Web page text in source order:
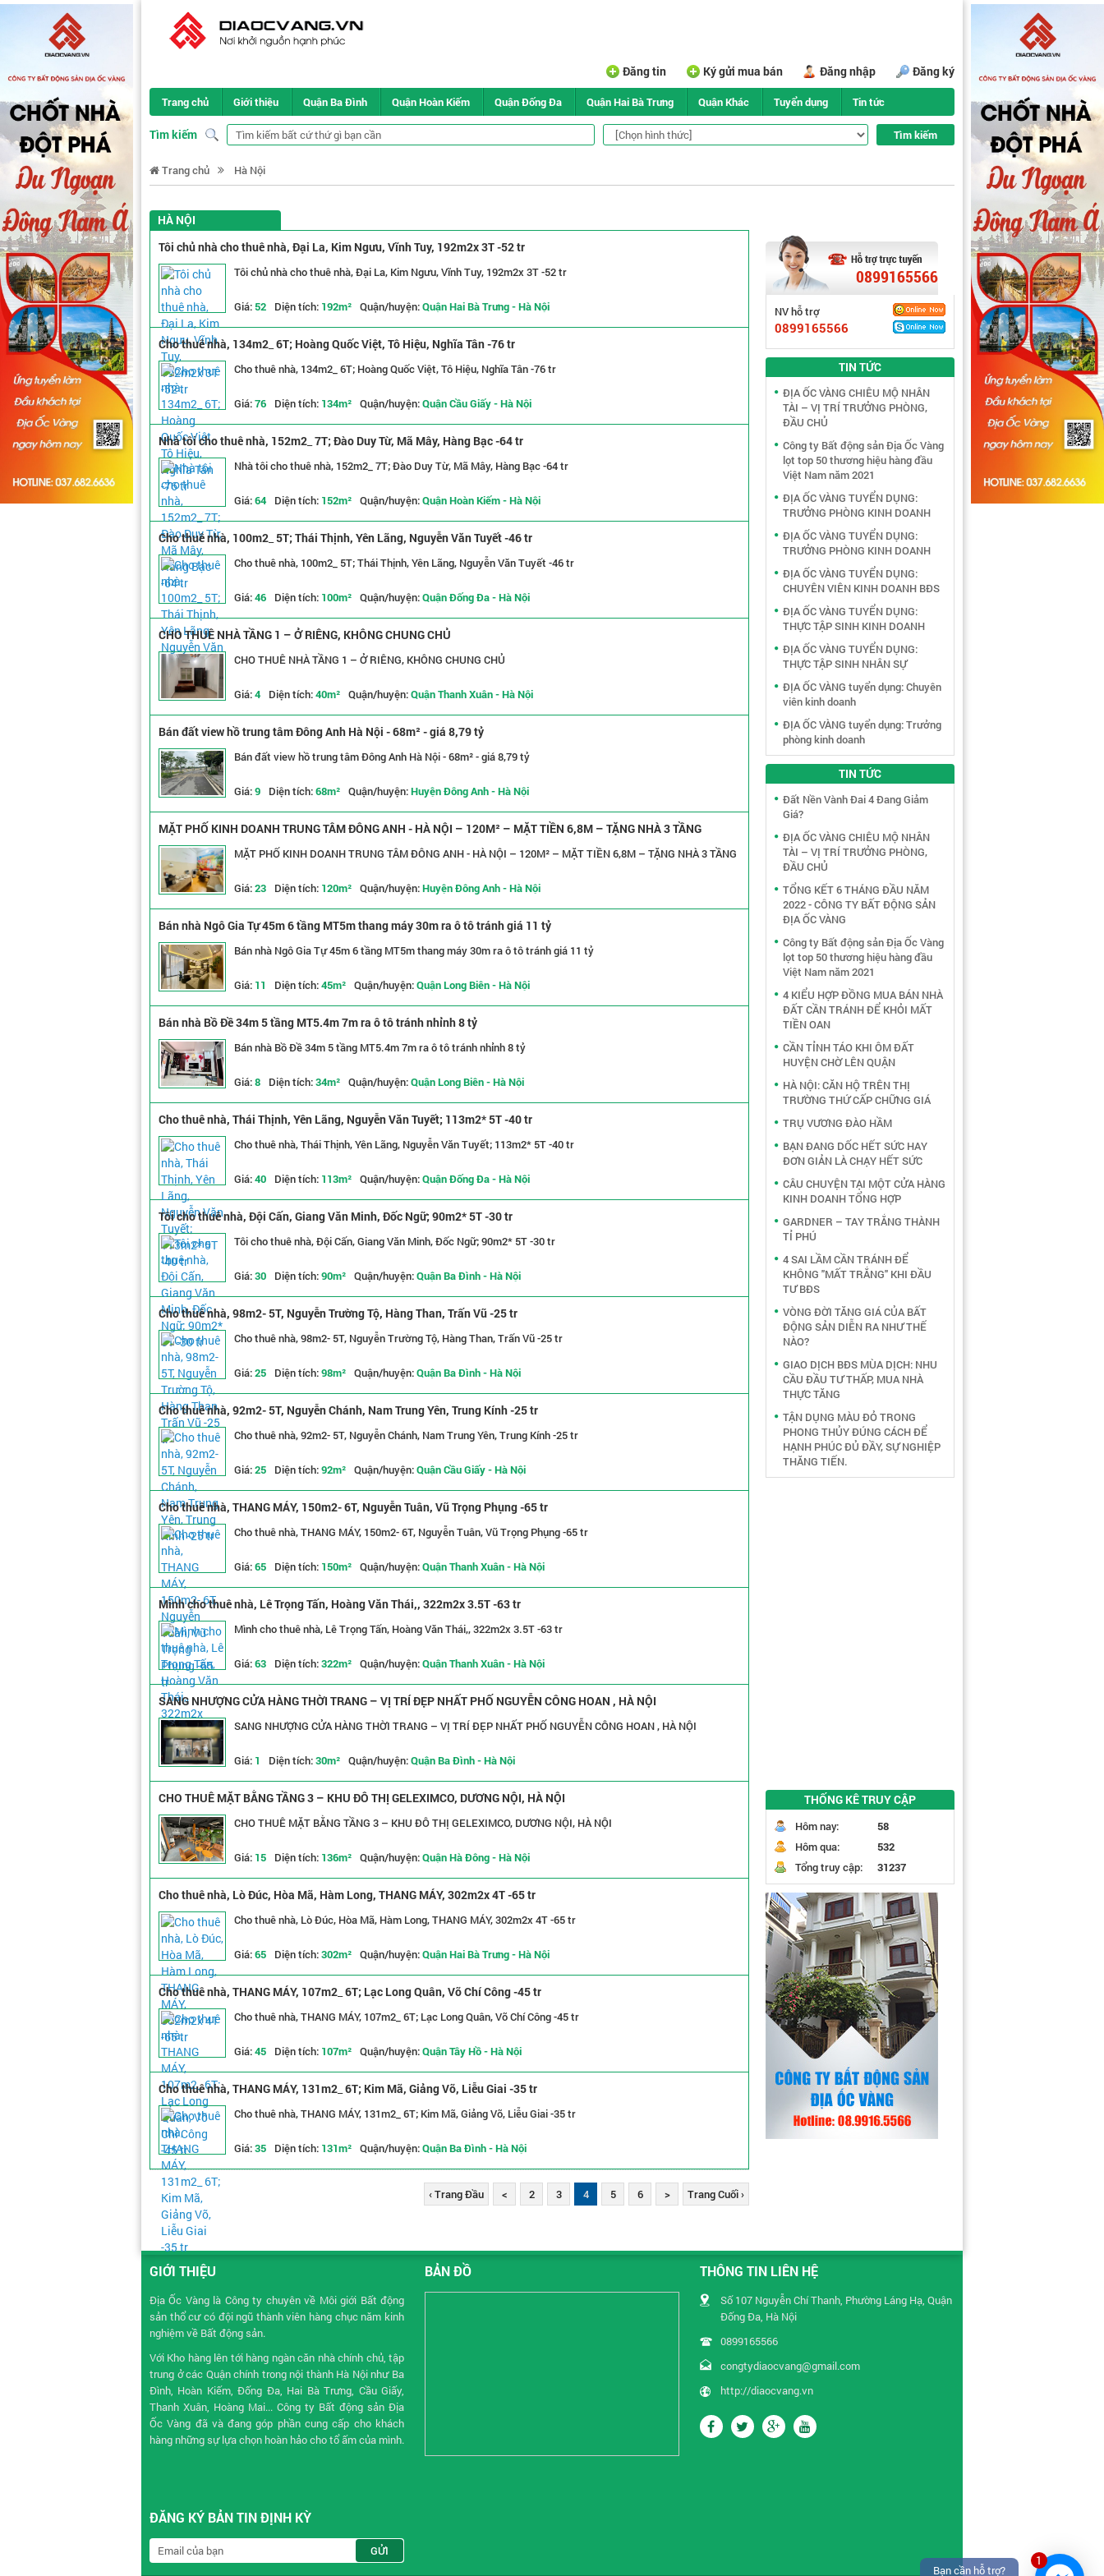
1
Bạn cần hỗ trợ?
Đăng tin Ký gửi mua bán Đăng nhập Đăng ký
Trang chủ Giới thiệu Quận Ba Đình Quận Hoàn Kiếm Quận Đống Đa Quận Hai Bà Trưng Quận Khác Tuyển dụng Tin tức
Tìm kiếm
Trang chủ Hà Nội
HÀ NỘI
Tôi chủ nhà cho thuê nhà, Đại La, Kim Ngưu, Vĩnh Tuy, 192m2x 3T -52 tr
Tôi chủ nhà cho thuê nhà, Đại La, Kim Ngưu, Vĩnh Tuy, 192m2x 3T -52 tr
Giá:52 Diện tích: 192m² Quận/huyện:Quận Hai Bà Trưng - Hà Nội
Cho thuê nhà, 134m2_ 6T; Hoàng Quốc Việt, Tô Hiệu, Nghĩa Tân -76 tr
Cho thuê nhà, 134m2_ 6T; Hoàng Quốc Việt, Tô Hiệu, Nghĩa Tân -76 tr
Giá:76 Diện tích: 134m² Quận/huyện:Quận Cầu Giấy - Hà Nội
Nhà tôi cho thuê nhà, 152m2_ 7T; Đào Duy Từ, Mã Mây, Hàng Bạc -64 tr
Nhà tôi cho thuê nhà, 152m2_ 7T; Đào Duy Từ, Mã Mây, Hàng Bạc -64 tr
Giá:64 Diện tích: 152m² Quận/huyện:Quận Hoàn Kiếm - Hà Nội
Cho thuê nhà, 100m2_ 5T; Thái Thịnh, Yên Lãng, Nguyễn Văn Tuyết -46 tr
Cho thuê nhà, 100m2_ 5T; Thái Thịnh, Yên Lãng, Nguyễn Văn Tuyết -46 tr
Giá:46 Diện tích: 100m² Quận/huyện:Quận Đống Đa - Hà Nội
CHO THUÊ NHÀ TẦNG 1 – Ở RIÊNG, KHÔNG CHUNG CHỦ
CHO THUÊ NHÀ TẦNG 1 – Ở RIÊNG, KHÔNG CHUNG CHỦ
Giá:4 Diện tích:40m² Quận/huyện:Quận Thanh Xuân - Hà Nội
Bán đất view hồ trung tâm Đông Anh Hà Nội - 68m² - giá 8,79 tỷ
Bán đất view hồ trung tâm Đông Anh Hà Nội - 68m² - giá 8,79 tỷ
Giá:9 Diện tích:68m² Quận/huyện:Huyện Đông Anh - Hà Nội
MẶT PHỐ KINH DOANH TRUNG TÂM ĐÔNG ANH - HÀ NỘI – 120M² – MẶT TIỀN 6,8M – TẶNG NHÀ 3 TẦNG
MẶT PHỐ KINH DOANH TRUNG TÂM ĐÔNG ANH - HÀ NỘI – 120M² – MẶT TIỀN 6,8M – TẶNG NHÀ 3 TẦNG
Giá:23 Diện tích: 120m² Quận/huyện:Huyện Đông Anh - Hà Nội
Bán nhà Ngô Gia Tự 45m 6 tầng MT5m thang máy 30m ra ô tô tránh giá 11 tỷ
Bán nhà Ngô Gia Tự 45m 6 tầng MT5m thang máy 30m ra ô tô tránh giá 11 tỷ
Giá: 11 Diện tích:45m² Quận/huyện:Quận Long Biên - Hà Nội
Bán nhà Bồ Đề 34m 5 tầng MT5.4m 7m ra ô tô tránh nhỉnh 8 tỷ
Bán nhà Bồ Đề 34m 5 tầng MT5.4m 7m ra ô tô tránh nhỉnh 8 tỷ
Giá:8 Diện tích:34m² Quận/huyện:Quận Long Biên - Hà Nội
Cho thuê nhà, Thái Thịnh, Yên Lãng, Nguyễn Văn Tuyết; 113m2* 5T -40 tr
Cho thuê nhà, Thái Thịnh, Yên Lãng, Nguyễn Văn Tuyết; 113m2* 5T -40 tr
Giá:40 Diện tích: 113m² Quận/huyện:Quận Đống Đa - Hà Nội
Tôi cho thuê nhà, Đội Cấn, Giang Văn Minh, Đốc Ngữ; 90m2* 5T -30 tr
Tôi cho thuê nhà, Đội Cấn, Giang Văn Minh, Đốc Ngữ; 90m2* 5T -30 tr
Giá:30 Diện tích:90m² Quận/huyện:Quận Ba Đình - Hà Nội
Cho thuê nhà, 98m2- 5T, Nguyễn Trường Tộ, Hàng Than, Trấn Vũ -25 tr
Cho thuê nhà, 98m2- 5T, Nguyễn Trường Tộ, Hàng Than, Trấn Vũ -25 tr
Giá:25 Diện tích:98m² Quận/huyện:Quận Ba Đình - Hà Nội
Cho thuê nhà, 92m2- 5T, Nguyễn Chánh, Nam Trung Yên, Trung Kính -25 tr
Cho thuê nhà, 92m2- 5T, Nguyễn Chánh, Nam Trung Yên, Trung Kính -25 tr
Giá:25 Diện tích:92m² Quận/huyện:Quận Cầu Giấy - Hà Nội
Cho thuê nhà, THANG MÁY, 150m2- 6T, Nguyễn Tuân, Vũ Trọng Phụng -65 tr
Cho thuê nhà, THANG MÁY, 150m2- 6T, Nguyễn Tuân, Vũ Trọng Phụng -65 tr
Giá:65 Diện tích: 150m² Quận/huyện:Quận Thanh Xuân - Hà Nội
Mình cho thuê nhà, Lê Trọng Tấn, Hoàng Văn Thái,, 322m2x 3.5T -63 tr
Mình cho thuê nhà, Lê Trọng Tấn, Hoàng Văn Thái,, 322m2x 3.5T -63 tr
Giá:63 Diện tích:322m² Quận/huyện:Quận Thanh Xuân - Hà Nội
SANG NHƯỢNG CỬA HÀNG THỜI TRANG – VỊ TRÍ ĐẸP NHẤT PHỐ NGUYỄN CÔNG HOAN , HÀ NỘI
SANG NHƯỢNG CỬA HÀNG THỜI TRANG – VỊ TRÍ ĐẸP NHẤT PHỐ NGUYỄN CÔNG HOAN , HÀ NỘI
Giá: 1 Diện tích:30m² Quận/huyện:Quận Ba Đình - Hà Nội
CHO THUÊ MẶT BẰNG TẦNG 3 – KHU ĐÔ THỊ GELEXIMCO, DƯƠNG NỘI, HÀ NỘI
CHO THUÊ MẶT BẰNG TẦNG 3 – KHU ĐÔ THỊ GELEXIMCO, DƯƠNG NỘI, HÀ NỘI
Giá: 15 Diện tích: 136m² Quận/huyện:Quận Hà Đông - Hà Nội
Cho thuê nhà, Lò Đúc, Hòa Mã, Hàm Long, THANG MÁY, 302m2x 4T -65 tr
Cho thuê nhà, Lò Đúc, Hòa Mã, Hàm Long, THANG MÁY, 302m2x 4T -65 tr
Giá:65 Diện tích:302m² Quận/huyện:Quận Hai Bà Trưng - Hà Nội
Cho thuê nhà, THANG MÁY, 107m2_ 6T; Lạc Long Quân, Võ Chí Công -45 tr
Cho thuê nhà, THANG MÁY, 107m2_ 6T; Lạc Long Quân, Võ Chí Công -45 tr
Giá:45 Diện tích: 107m² Quận/huyện:Quận Tây Hồ - Hà Nội
Cho thuê nhà, THANG MÁY, 131m2_ 6T; Kim Mã, Giảng Võ, Liễu Giai -35 tr
Cho thuê nhà, THANG MÁY, 131m2_ 6T; Kim Mã, Giảng Võ, Liễu Giai -35 tr
Giá:35 Diện tích: 131m² Quận/huyện:Quận Ba Đình - Hà Nội
‹ Trang Đầu < 2 3 4 5 6 > Trang Cuối ›
0899165566
NV hỗ trợ
0899165566
TIN TỨC
ĐỊA ỐC VÀNG CHIÊU MỘ NHÂN
TÀI – VỊ TRÍ TRƯỞNG PHÒNG,
ĐẦU CHỦ
Công ty Bất động sản Địa Ốc Vàng
lọt top 50 thương hiệu hàng đầu
Việt Nam năm 2021
ĐỊA ỐC VÀNG TUYỂN DỤNG:
TRƯỞNG PHÒNG KINH DOANH
ĐỊA ỐC VÀNG TUYỂN DỤNG:
TRƯỞNG PHÒNG KINH DOANH
ĐỊA ỐC VÀNG TUYỂN DỤNG:
CHUYÊN VIÊN KINH DOANH BĐS
ĐỊA ỐC VÀNG TUYỂN DỤNG:
THỰC TẬP SINH KINH DOANH
ĐỊA ỐC VÀNG TUYỂN DỤNG:
THỰC TẬP SINH NHÂN SỰ
ĐỊA ỐC VÀNG tuyển dụng: Chuyên
viên kinh doanh
ĐỊA ỐC VÀNG tuyển dụng: Trưởng
phòng kinh doanh
TIN TỨC
Đất Nền Vành Đai 4 Đang Giảm
Giá?
ĐỊA ỐC VÀNG CHIÊU MỘ NHÂN
TÀI – VỊ TRÍ TRƯỞNG PHÒNG,
ĐẦU CHỦ
TỔNG KẾT 6 THÁNG ĐẦU NĂM
2022 - CÔNG TY BẤT ĐỘNG SẢN
ĐỊA ỐC VÀNG
Công ty Bất động sản Địa Ốc Vàng
lọt top 50 thương hiệu hàng đầu
Việt Nam năm 2021
4 KIỂU HỢP ĐỒNG MUA BÁN NHÀ
ĐẤT CẦN TRÁNH ĐỂ KHỎI MẤT
TIỀN OAN
CẦN TỈNH TÁO KHI ÔM ĐẤT
HUYỆN CHỜ LÊN QUẬN
HÀ NỘI: CĂN HỘ TRÊN THỊ
TRƯỜNG THỨ CẤP CHỮNG GIÁ
TRỤ VƯƠNG ĐÀO HẦM
BẠN ĐANG DỐC HẾT SỨC HAY
ĐƠN GIẢN LÀ CHẠY HẾT SỨC
CÂU CHUYỆN TẠI MỘT CỬA HÀNG
KINH DOANH TỔNG HỢP
GARDNER – TAY TRẮNG THÀNH
TỈ PHÚ
4 SAI LẦM CẦN TRÁNH ĐỂ
KHÔNG "MẤT TRẮNG" KHI ĐẦU
TƯ BĐS
VÒNG ĐỜI TĂNG GIÁ CỦA BẤT
ĐỘNG SẢN DIỄN RA NHƯ THẾ
NÀO?
GIAO DỊCH BĐS MÙA DỊCH: NHU
CẦU ĐẦU TƯ THẤP, MUA NHÀ
THỰC TĂNG
TẬN DỤNG MÀU ĐỎ TRONG
PHONG THỦY ĐÚNG CÁCH ĐỂ
HẠNH PHÚC ĐỦ ĐẦY, SỰ NGHIỆP
THĂNG TIẾN.
THỐNG KÊ TRUY CẬP
Hôm nay:
58
Hôm qua:
532
Tổng truy cập:
31237
GIỚI THIỆU
Địa Ốc Vàng là Công ty chuyên về Môi giới Bất động
sản thổ cư có đội ngũ thành viên hàng chục năm kinh
nghiệm về Bất động sản.
Với Kho hàng lên tới hàng ngàn căn nhà chính chủ, tập
trung ở các Quận chính trong nội thành Hà Nội như Ba
Đình, Hoàn Kiếm, Đống Đa, Hai Bà Trưng, Cầu Giấy,
Thanh Xuân, Hoàng Mai... Công ty Bất động sản Địa
Ốc Vàng đã và đang góp phần cung cấp cho khách
hàng những sự lựa chọn hoàn hảo cho tổ ấm của mình.
ĐĂNG KÝ BẢN TIN ĐỊNH KỲ
BẢN ĐỒ THÔNG TIN LIÊN HỆ
Số 107 Nguyễn Chí Thanh, Phường Láng Hạ, Quận
Đống Đa, Hà Nội
0899165566
congtydiaocvang@gmail.com
http://diaocvang.vn